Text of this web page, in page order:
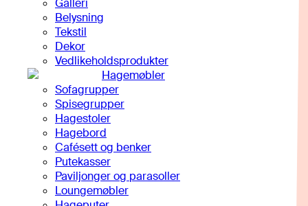
Galleri
Belysning
Tekstil
Dekor
Vedlikeholdsprodukter
Hagemøbler
Sofagrupper
Spisegrupper
Hagestoler
Hagebord
Cafésett og benker
Putekasser
Paviljonger og parasoller
Loungemøbler